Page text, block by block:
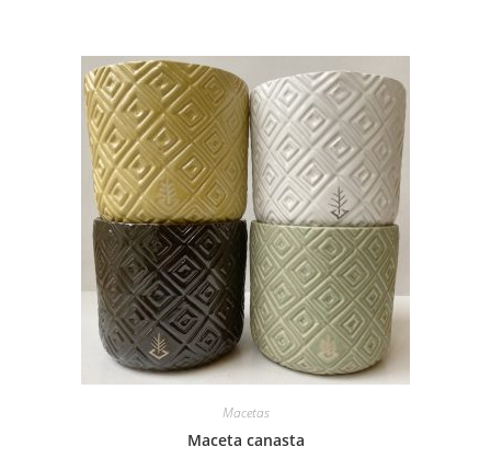
Macetas
Maceta canasta